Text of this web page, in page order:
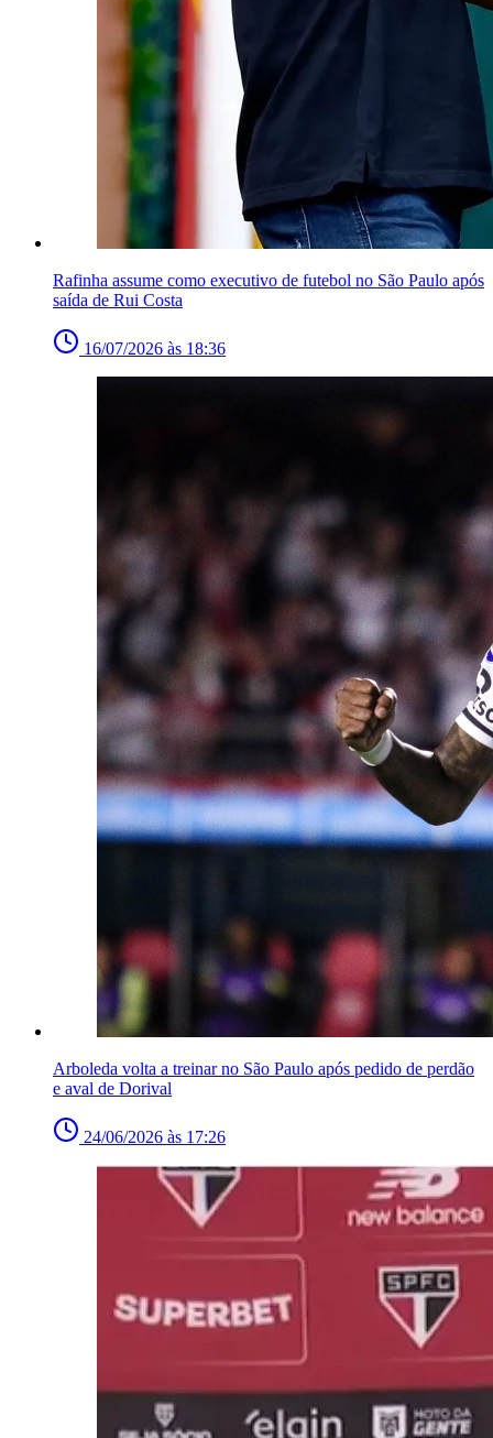
Rafinha assume como executivo de futebol no São Paulo após
saída de Rui Costa
16/07/2026 às 18:36
Arboleda volta a treinar no São Paulo após pedido de perdão
e aval de Dorival
24/06/2026 às 17:26